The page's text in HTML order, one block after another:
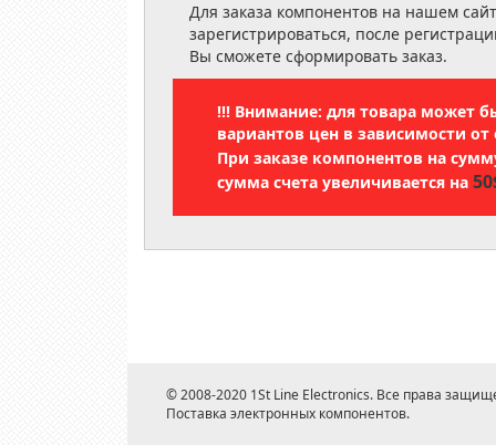
Для заказа компонентов на нашем
зарегистрироваться, после
Вы сможете сформировать заказ.
!!! Внимание: для товара может
вариантов цен в зависимости от
При заказе компонентов на
сумма счета увеличивается на
© 2008-2020 1St Line Electronics. Все права
Поставка электронных компонентов.